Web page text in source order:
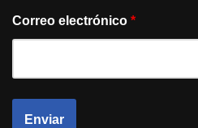
Correo electrónico *